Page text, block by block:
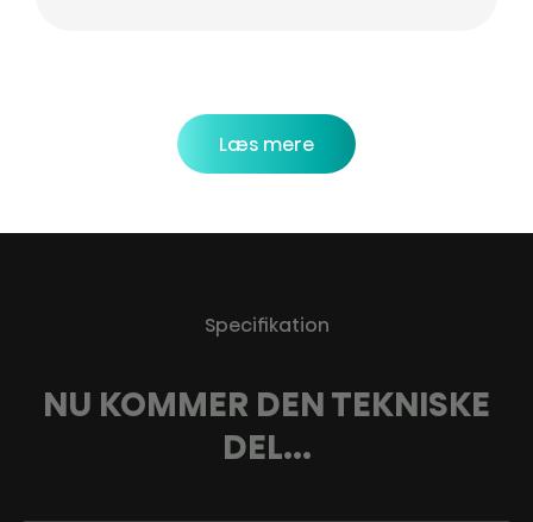
Læs mere
Specifikation
NU KOMMER DEN TEKNISKE
DEL...